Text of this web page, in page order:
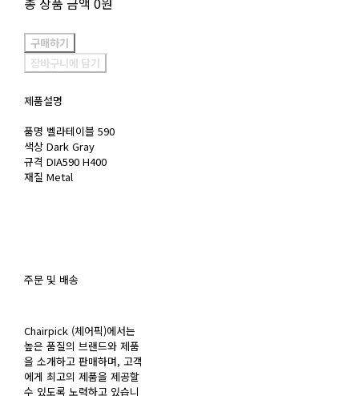
구매하기
장바구니에 담기
제품설명
품명 벨라테이블 590
색상 Dark Gray
규격 DIA590 H400
재질 Metal
주문 및 배송
Chairpick (체어픽)에서는
높은 품질의 브랜드와 제품
을 소개하고 판매하며, 고객
에게 최고의 제품을 제공할
수 있도록 노력하고 있습니